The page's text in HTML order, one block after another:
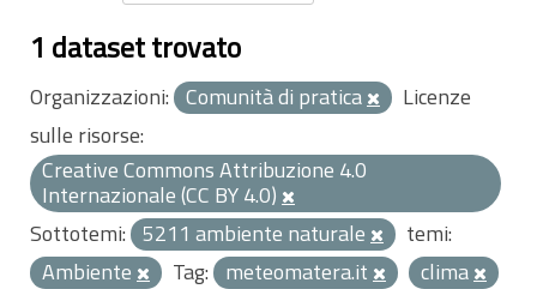
1 dataset trovato
Organizzazioni: Comunità di pratica
Licenze
sulle risorse:
Creative Commons Attribuzione 4.0
Internazionale (CC BY 4.0)
Sottotemi: 5211 ambiente naturale
temi:
Ambiente
Tag: meteomatera.it
clima